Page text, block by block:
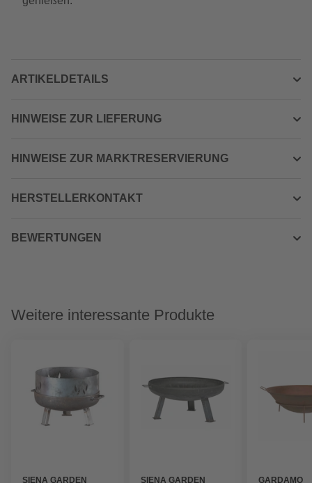
ARTIKELDETAILS
HINWEISE ZUR LIEFERUNG
HINWEISE ZUR MARKTRESERVIERUNG
HERSTELLERKONTAKT
BEWERTUNGEN
Weitere interessante Produkte
SIENA GARDEN
SIENA GARDEN
GARDAMO